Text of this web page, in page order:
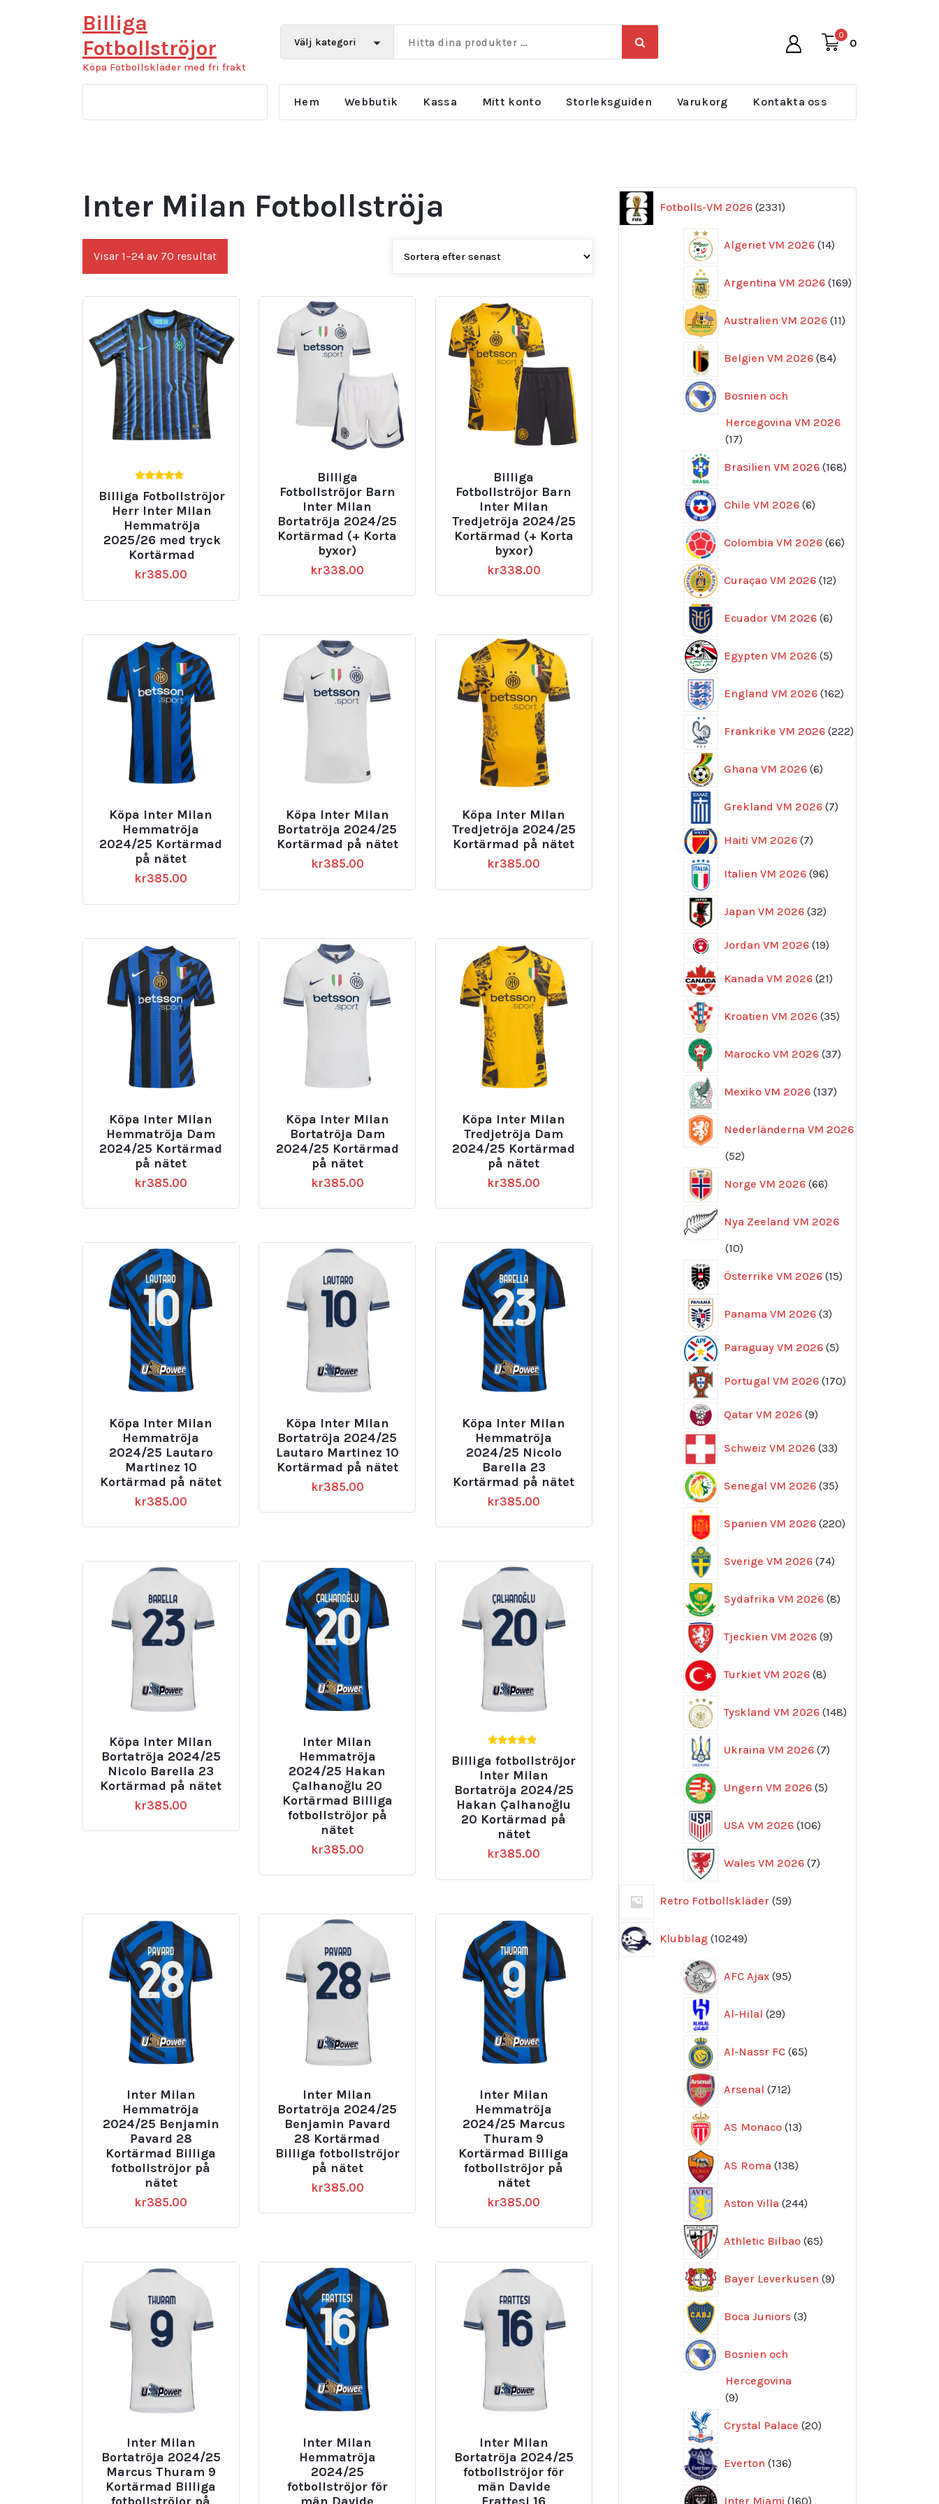
Billiga
Fotbollströjor
Köpa Fotbollskläder med fri frakt
0
0
Hem Webbutik Kassa Mitt konto Storleksguiden Varukorg Kontakta oss
Inter Milan Fotbollströja
Visar 1–24 av 70 resultatSortera
efter
av 5
Billiga Fotbollströjor
Herr Inter Milan
Hemmatröja
2025/26 med tryck
Kortärmad
kr385.00
Billiga
Fotbollströjor Barn
Inter Milan
Bortatröja 2024/25
Kortärmad (+ Korta
byxor)
kr338.00
Billiga
Fotbollströjor Barn
Inter Milan
Tredjetröja 2024/25
Kortärmad (+ Korta
byxor)
kr338.00
Köpa Inter Milan
Hemmatröja
2024/25 Kortärmad
på nätet
kr385.00
Köpa Inter Milan
Bortatröja 2024/25
Kortärmad på nätet
kr385.00
Köpa Inter Milan
Tredjetröja 2024/25
Kortärmad på nätet
kr385.00
Köpa Inter Milan
Hemmatröja Dam
2024/25 Kortärmad
på nätet
kr385.00
Köpa Inter Milan
Bortatröja Dam
2024/25 Kortärmad
på nätet
kr385.00
Köpa Inter Milan
Tredjetröja Dam
2024/25 Kortärmad
på nätet
kr385.00
Köpa Inter Milan
Hemmatröja
2024/25 Lautaro
Martinez 10
Kortärmad på nätet
kr385.00
Köpa Inter Milan
Bortatröja 2024/25
Lautaro Martinez 10
Kortärmad på nätet
kr385.00
Köpa Inter Milan
Hemmatröja
2024/25 Nicolo
Barella 23
Kortärmad på nätet
kr385.00
Köpa Inter Milan
Bortatröja 2024/25
Nicolo Barella 23
Kortärmad på nätet
kr385.00
Inter Milan
Hemmatröja
2024/25 Hakan
Çalhanoğlu 20
Kortärmad Billiga
fotbollströjor på
nätet
kr385.00
av 5
Billiga fotbollströjor
Inter Milan
Bortatröja 2024/25
Hakan Çalhanoğlu
20 Kortärmad på
nätet
kr385.00
Inter Milan
Hemmatröja
2024/25 Benjamin
Pavard 28
Kortärmad Billiga
fotbollströjor på
nätet
kr385.00
Inter Milan
Bortatröja 2024/25
Benjamin Pavard
28 Kortärmad
Billiga fotbollströjor
på nätet
kr385.00
Inter Milan
Hemmatröja
2024/25 Marcus
Thuram 9
Kortärmad Billiga
fotbollströjor på
nätet
kr385.00
Inter Milan
Bortatröja 2024/25
Marcus Thuram 9
Kortärmad Billiga
Inter Milan
Hemmatröja
2024/25
fotbollströjor för
Inter Milan
Bortatröja 2024/25
fotbollströjor för
män Davide
Fotbolls-VM 2026 2331
produkter
Algeriet VM 2026 14
produkter
Argentina VM 2026 169
produkter
Australien VM 2026 11
produkter
Belgien VM 2026 84
produkter
Bosnien och
Hercegovina VM 2026
1717
Brasilien VM 2026 168
produkter
Chile VM 2026 6
produkter
Colombia VM 2026 66
produkter
Curaçao VM 2026 12
produkter
Ecuador VM 2026 6
produkter
Egypten VM 2026 5
produkter
England VM 2026 162
produkter
Frankrike VM 2026 222
produkter
Ghana VM 2026 6
produkter
Grekland VM 2026 7
produkter
Haiti VM 2026 77
Italien VM 2026 96
produkter
Japan VM 2026 32
produkter
Jordan VM 2026 1919
Kanada VM 2026 21
produkter
Kroatien VM 2026 35
produkter
Marocko VM 2026 37
produkter
Mexiko VM 2026 137
produkter
Nederländerna VM 2026
5252
Norge VM 2026 66
produkter
Nya Zeeland VM 2026
1010
Österrike VM 2026 15
produkter
Panama VM 2026 3
produkter
Paraguay VM 2026 55
Portugal VM 2026 170
produkter
Qatar VM 2026 99
Schweiz VM 2026 33
produkter
Senegal VM 2026 35
produkter
Spanien VM 2026 220
produkter
Sverige VM 2026 74
produkter
Sydafrika VM 2026 8
produkter
Tjeckien VM 2026 9
produkter
Turkiet VM 2026 8
produkter
Tyskland VM 2026 148
produkter
Ukraina VM 2026 7
produkter
Ungern VM 2026 5
produkter
USA VM 2026 106
produkter
Wales VM 2026 7
produkter
Retro Fotbollskläder 59
produkter
Klubblag 10249
produkter
AFC Ajax 95
produkter
Al-Hilal 29
produkter
Al-Nassr FC 65
produkter
Arsenal 712
produkter
AS Monaco 13
produkter
AS Roma 138
produkter
Aston Villa 244
produkter
Athletic Bilbao 65
produkter
Bayer Leverkusen 9
produkter
Boca Juniors 3
produkter
Bosnien och
Hercegovina
99
Crystal Palace 20
produkter
Everton 136
produkter
Inter Miami 160